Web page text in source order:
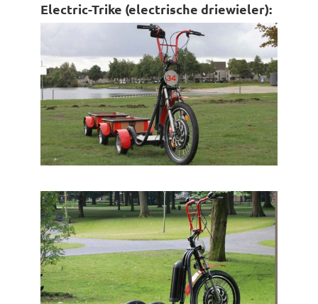
Electric-Trike (electrische driewieler):